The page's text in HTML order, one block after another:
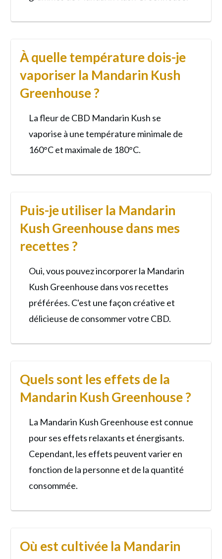
À quelle température dois-je
vaporiser la Mandarin Kush
Greenhouse ?
La fleur de CBD Mandarin Kush se
vaporise à une température minimale de
160°C et maximale de 180°C.
Puis-je utiliser la Mandarin
Kush Greenhouse dans mes
recettes ?
Oui, vous pouvez incorporer la Mandarin
Kush Greenhouse dans vos recettes
préférées. C'est une façon créative et
délicieuse de consommer votre CBD.
Quels sont les effets de la
Mandarin Kush Greenhouse ?
La Mandarin Kush Greenhouse est connue
pour ses effets relaxants et énergisants.
Cependant, les effets peuvent varier en
fonction de la personne et de la quantité
consommée.
Où est cultivée la Mandarin